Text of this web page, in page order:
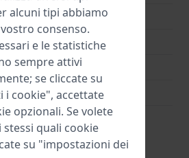
Argento
70 mm
110 mm
Perni a molla
Si
alcuni tipi abbiamo
consenso.
e le statistiche
sempre attivi
se cliccate su
i cookie", accettate
opzionali. Se volete
stessi quali cookie
su "impostazioni dei